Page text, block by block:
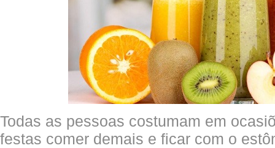
Todas as pessoas costumam em
festas comer demais e ficar com o